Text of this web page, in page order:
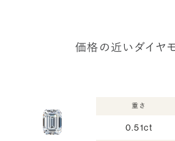
価格の近いダイヤ
重さ
0.51ct